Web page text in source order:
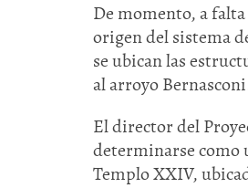
De momento, a
origen del sistema
se ubican las
al arroyo
El director del
determinarse como
Templo XXIV,